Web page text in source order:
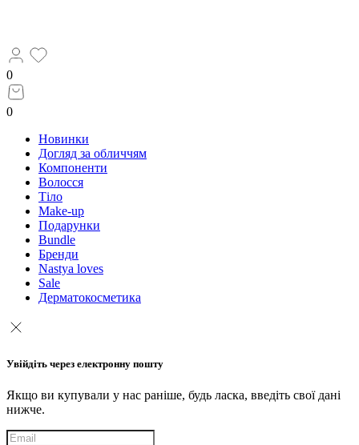
0
0
Новинки
Догляд за обличчям
Компоненти
Волосся
Тіло
Make-up
Подарунки
Bundle
Бренди
Nastya loves
Sale
Дерматокосметика
Увійдіть через електронну пошту
Якщо ви купували у нас раніше, будь ласка, введіть свої дані
нижче.